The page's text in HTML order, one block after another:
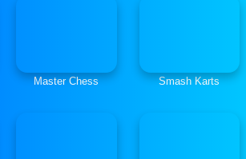
Master Chess Smash Karts